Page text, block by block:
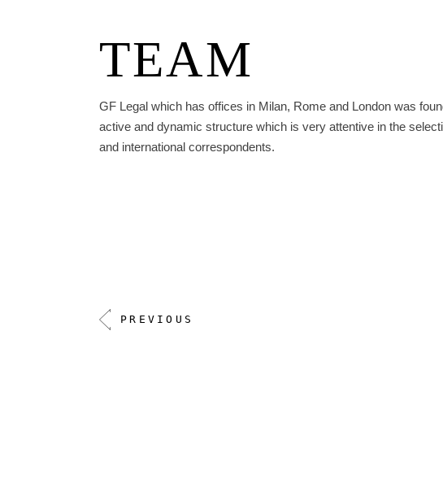
TEAM
GF Legal which has offices in Milan, Rome and London was
active and dynamic structure which is very attentive in the
and international correspondents.
PREVIOUS